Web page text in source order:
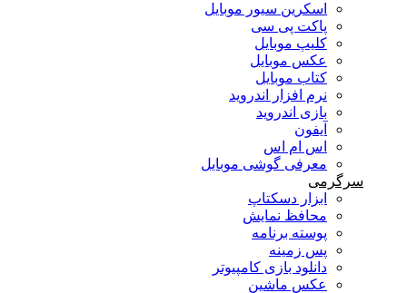
اسکرین سیور موبایل
پاکت پی سی
کلیپ موبایل
عکس موبایل
کتاب موبایل
نرم افزار اندروید
بازی اندروید
آیفون
اس ام اس
معرفی گوشی موبایل
سرگرمی
ابزار دسکتاپ
محافظ نمایش
پوسته برنامه
پس زمینه
دانلود بازی کامپیوتر
عکس ماشین